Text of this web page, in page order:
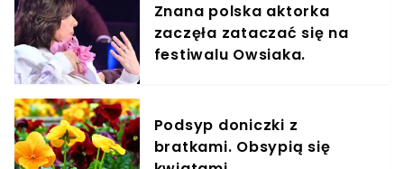
Znana polska aktorka
zaczęła zataczać się na
festiwalu Owsiaka.
Podsyp doniczki z
bratkami. Obsypią się